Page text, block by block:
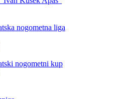
nogometna liga
nogometni kup